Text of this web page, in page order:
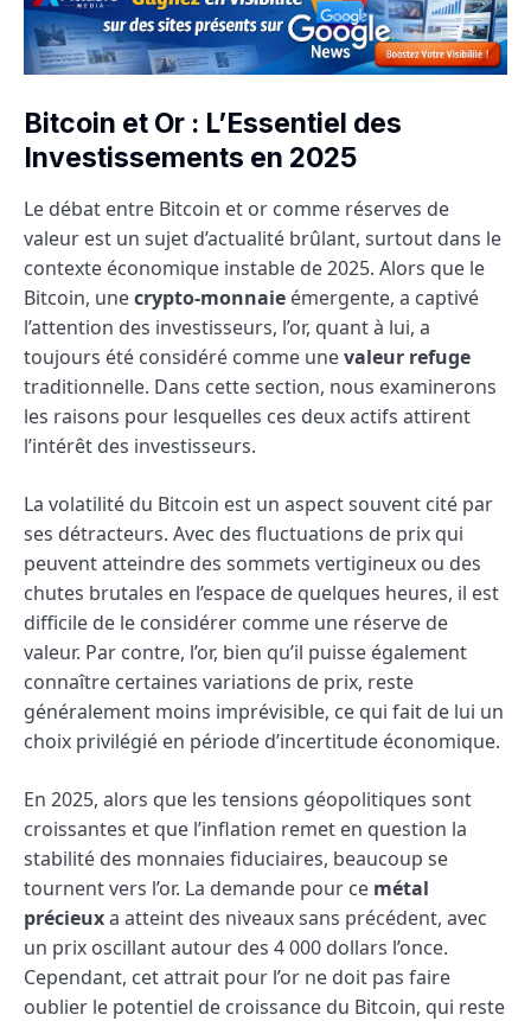
Bitcoin et Or : L’Essentiel des
Investissements en 2025
Le débat entre Bitcoin et or comme réserves de
valeur est un sujet d’actualité brûlant, surtout dans le
contexte économique instable de 2025. Alors que le
Bitcoin, unecrypto-monnaie émergente, a captivé
l’attention des investisseurs, l’or, quant à lui, a
toujours été considéré comme unevaleur refuge
traditionnelle. Dans cette section, nous examinerons
les raisons pour lesquelles ces deux actifs attirent
l’intérêt des investisseurs.
La volatilité du Bitcoin est un aspect souvent cité par
ses détracteurs. Avec des fluctuations de prix qui
peuvent atteindre des sommets vertigineux ou des
chutes brutales en l’espace de quelques heures, il est
difficile de le considérer comme une réserve de
valeur. Par contre, l’or, bien qu’il puisse également
connaître certaines variations de prix, reste
généralement moins imprévisible, ce qui fait de lui un
choix privilégié en période d’incertitude économique.
En 2025, alors que les tensions géopolitiques sont
croissantes et que l’inflation remet en question la
stabilité des monnaies fiduciaires, beaucoup se
tournent vers l’or. La demande pour ce métal
précieuxa atteint des niveaux sans précédent, avec
un prix oscillant autour des 4 000 dollars l’once.
Cependant, cet attrait pour l’or ne doit pas faire
oublier le potentiel de croissance du Bitcoin, qui reste